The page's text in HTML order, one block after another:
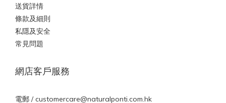
送貨詳情
條款及細則
私隱及安全
常見問題
網店客戶服務
電郵 /customercare@naturalponti.com.hk